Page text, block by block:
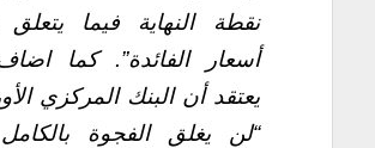
نقطة النهاية فيما يتعلق
أسعار الفائدة”. كما
يعتقد أن البنك المركزي
“لن يغلق الفجوة